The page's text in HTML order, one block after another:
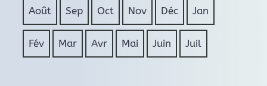
Août Sep Oct Nov Déc Jan
Fév Mar Avr Mai Juin Juil